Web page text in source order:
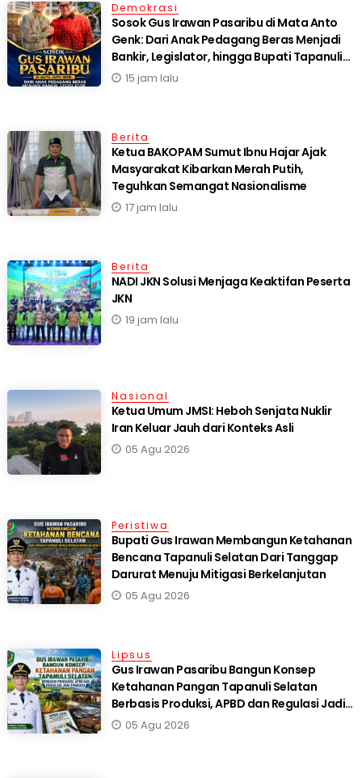
Demokrasi
Sosok Gus Irawan Pasaribu di Mata Anto
Genk: Dari Anak Pedagang Beras Menjadi
Bankir, Legislator, hingga Bupati Tapanuli
Selatan
15 jam lalu
Berita
Ketua BAKOPAM Sumut Ibnu Hajar Ajak
Masyarakat Kibarkan Merah Putih,
Teguhkan Semangat Nasionalisme
17 jam lalu
Berita
NADI JKN Solusi Menjaga Keaktifan Peserta
JKN
19 jam lalu
Nasional
Ketua Umum JMSI: Heboh Senjata Nuklir
Iran Keluar Jauh dari Konteks Asli
05 Agu 2026
Peristiwa
Bupati Gus Irawan Membangun Ketahanan
Bencana Tapanuli Selatan Dari Tanggap
Darurat Menuju Mitigasi Berkelanjutan
05 Agu 2026
Lipsus
Gus Irawan Pasaribu Bangun Konsep
Ketahanan Pangan Tapanuli Selatan
Berbasis Produksi, APBD dan Regulasi Jadi
Fondasi
05 Agu 2026